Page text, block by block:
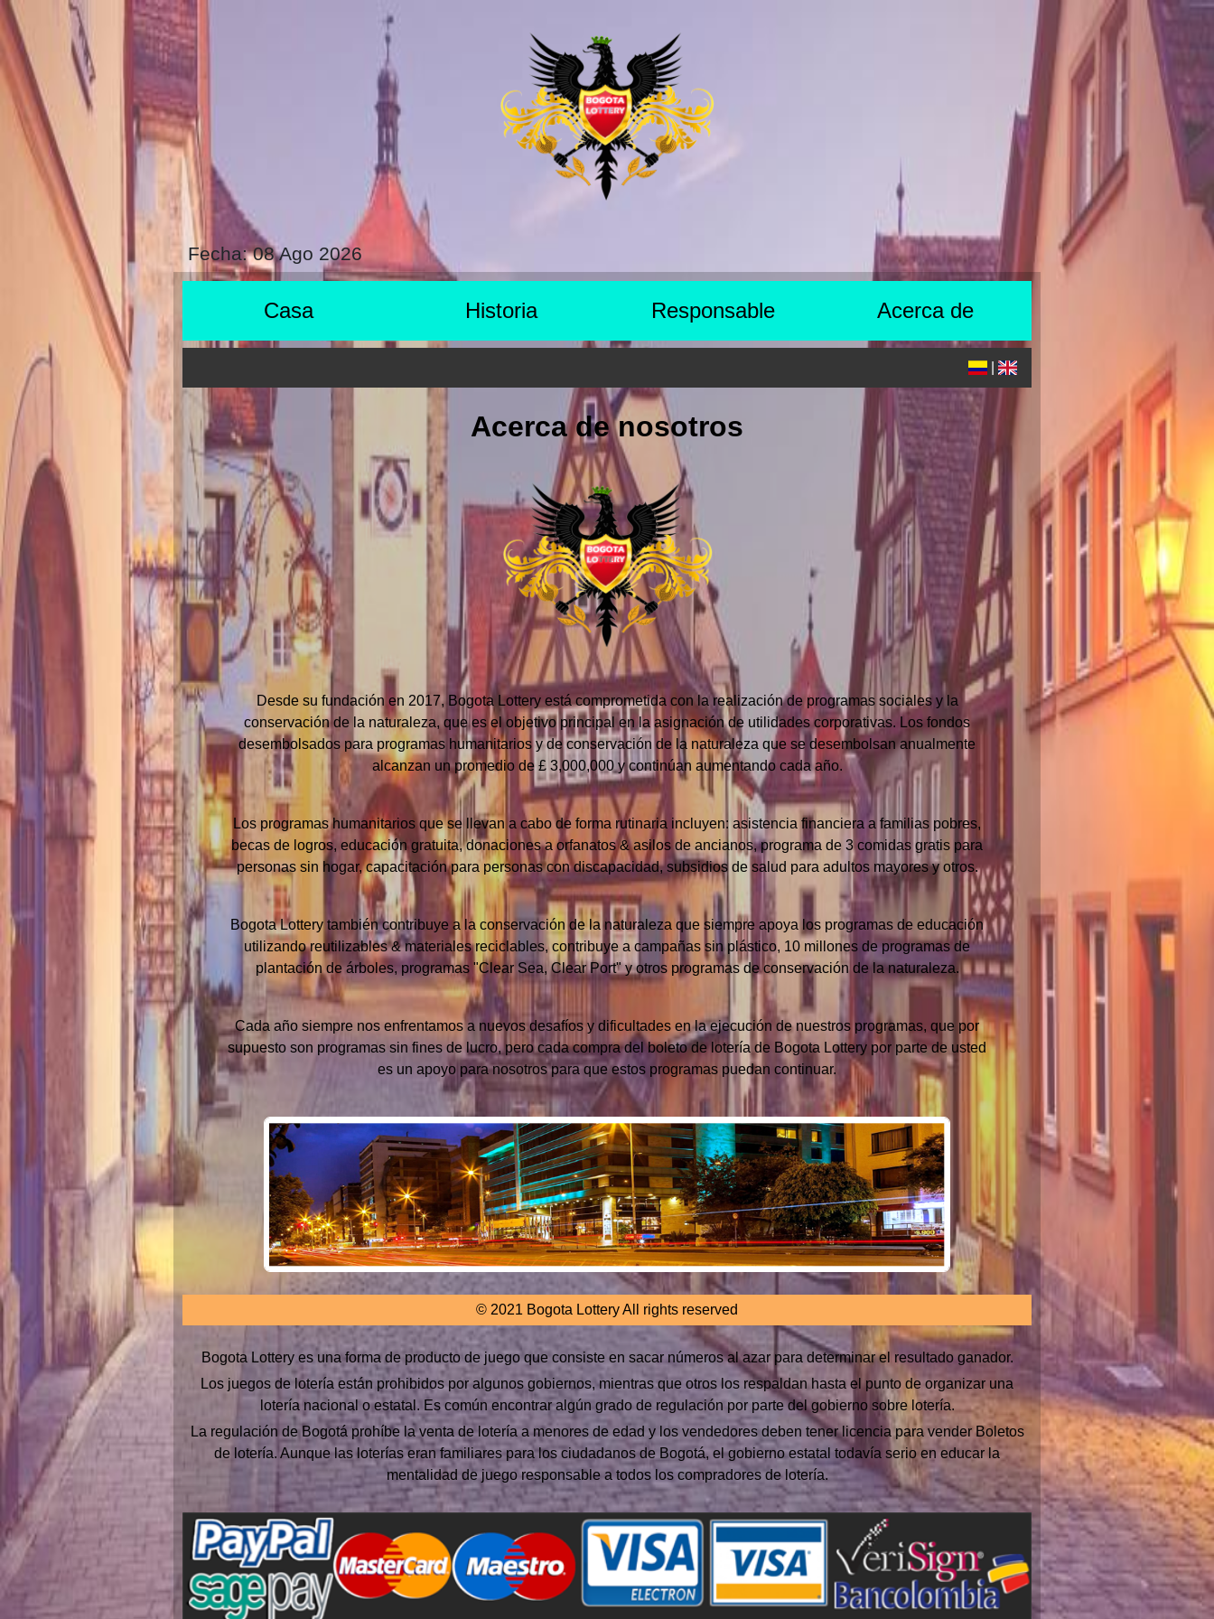
Fecha:08 Ago 2026
Casa Historia Responsable Acerca de
|
Acerca de nosotros
Desde su fundación en 2017, Bogota Lottery está comprometida con la realización de programas sociales y la
conservación de la naturaleza, que es el objetivo principal en la asignación de utilidades corporativas. Los fondos
desembolsados ​​para programas humanitarios y de conservación de la naturaleza que se desembolsan anualmente
alcanzan un promedio de £ 3,000,000 y continúan aumentando cada año.
Los programas humanitarios que se llevan a cabo de forma rutinaria incluyen: asistencia financiera a familias pobres,
becas de logros, educación gratuita, donaciones a orfanatos & asilos de ancianos, programa de 3 comidas gratis para
personas sin hogar, capacitación para personas con discapacidad, subsidios de salud para adultos mayores y otros.
Bogota Lottery también contribuye a la conservación de la naturaleza que siempre apoya los programas de educación
utilizando reutilizables & materiales reciclables, contribuye a campañas sin plástico, 10 millones de programas de
plantación de árboles, programas "Clear Sea, Clear Port" y otros programas de conservación de la naturaleza.
Cada año siempre nos enfrentamos a nuevos desafíos y dificultades en la ejecución de nuestros programas, que por
supuesto son programas sin fines de lucro, pero cada compra del boleto de lotería de Bogota Lottery por parte de usted
es un apoyo para nosotros para que estos programas puedan continuar.
© 2021 Bogota Lottery All rights reserved
Bogota Lottery es una forma de producto de juego que consiste en sacar números al azar para determinar el resultado ganador.
Los juegos de lotería están prohibidos por algunos gobiernos, mientras que otros los respaldan hasta el punto de organizar una
lotería nacional o estatal. Es común encontrar algún grado de regulación por parte del gobierno sobre lotería.
La regulación de Bogotá prohíbe la venta de lotería a menores de edad y los vendedores deben tener licencia para vender Boletos
de lotería. Aunque las loterías eran familiares para los ciudadanos de Bogotá, el gobierno estatal todavía serio en educar la
mentalidad de juego responsable a todos los compradores de lotería.